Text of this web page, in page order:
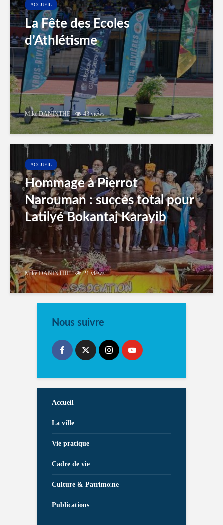
ACCUEIL
La Fête des Ecoles
d’Athlétisme
Mike DANINTHE 43 views
ACCUEIL
Hommage à Pierrot
Narouman : succés total pour
Latilyé Bokantaj Karayib
Mike DANINTHE 21 views
Nous suivre
Accueil
La ville
Vie pratique
Cadre de vie
Culture & Patrimoine
Publications